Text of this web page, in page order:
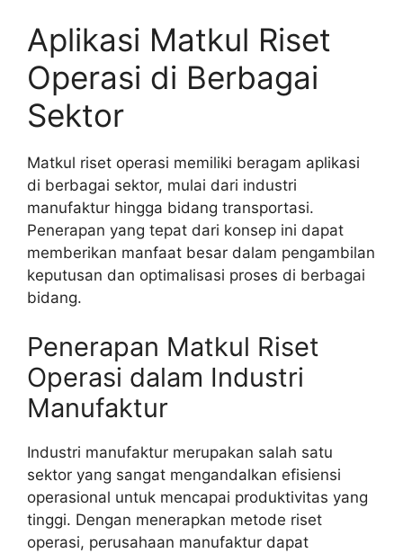
Aplikasi Matkul Riset
Operasi di Berbagai
Sektor
Matkul riset operasi memiliki beragam aplikasi
di berbagai sektor, mulai dari industri
manufaktur hingga bidang transportasi.
Penerapan yang tepat dari konsep ini dapat
memberikan manfaat besar dalam pengambilan
keputusan dan optimalisasi proses di berbagai
bidang.
Penerapan Matkul Riset
Operasi dalam Industri
Manufaktur
Industri manufaktur merupakan salah satu
sektor yang sangat mengandalkan efisiensi
operasional untuk mencapai produktivitas yang
tinggi. Dengan menerapkan metode riset
operasi, perusahaan manufaktur dapat